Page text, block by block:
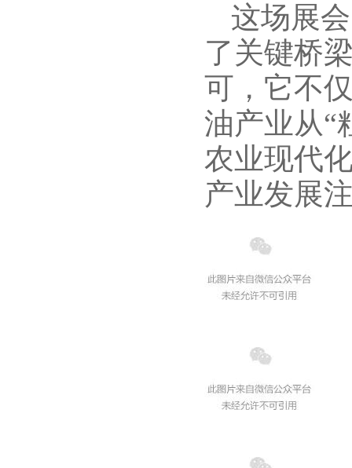
这场展
了关键桥
可，它不
油产业从“
农业现代
产业发展